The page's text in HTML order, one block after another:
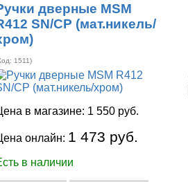
дверные MSM
SN/CP (мат.никель/
1511)
в магазине: 1 550 руб.
онлайн: 1 473 руб.
в наличии